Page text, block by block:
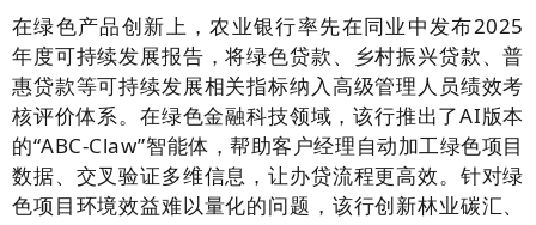
在绿色产品创新上，农业银行率先在同业中发布2025
年度可持续发展报告，将绿色贷款、乡村振兴贷款、普
惠贷款等可持续发展相关指标纳入高级管理人员绩效考
核评价体系。在绿色金融科技领域，该行推出了AI版本
的“ABC-Claw”智能体，帮助客户经理自动加工绿色项目
数据、交叉验证多维信息，让办贷流程更高效。针对绿
色项目环境效益难以量化的问题，该行创新林业碳汇、